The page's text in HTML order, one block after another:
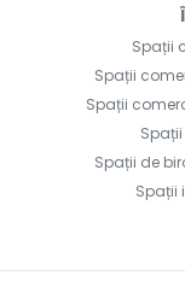
Spații
Spații
Spații
Spații de
Spații